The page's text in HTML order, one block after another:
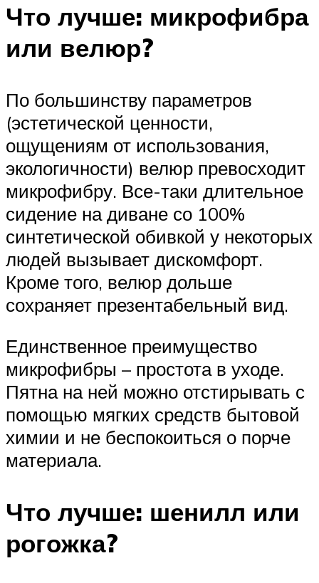
Что лучше: микрофибра
или велюр?
По большинству параметров
(эстетической ценности,
ощущениям от использования,
экологичности) велюр превосходит
микрофибру. Все-таки длительное
сидение на диване со 100%
синтетической обивкой у некоторых
людей вызывает дискомфорт.
Кроме того, велюр дольше
сохраняет презентабельный вид.
Единственное преимущество
микрофибры – простота в уходе.
Пятна на ней можно отстирывать с
помощью мягких средств бытовой
химии и не беспокоиться о порче
материала.
Что лучше: шенилл или
рогожка?